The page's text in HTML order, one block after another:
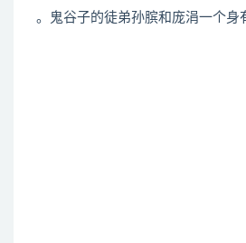
。鬼谷子的徒弟孙膑和庞涓一个身